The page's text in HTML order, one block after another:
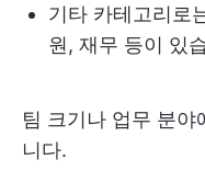
기타 카테고리로
원, 재무 등이 있
팀 크기나 업무 분야
니다.